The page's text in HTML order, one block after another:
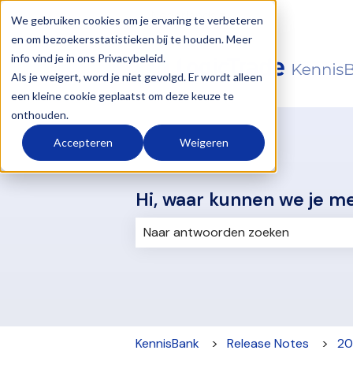
We gebruiken cookies om je ervaring te verbeteren
en om bezoekersstatistieken bij te houden. Meer
info vind je in ons Privacybeleid.
Als je weigert, word je niet gevolgd. Er wordt alleen
een kleine cookie geplaatst om deze keuze te
onthouden.
Accepteren Weigeren
NederlandsSubmenu tonen voor
Hi, waar kunnen we je
KennisBank Release Notes